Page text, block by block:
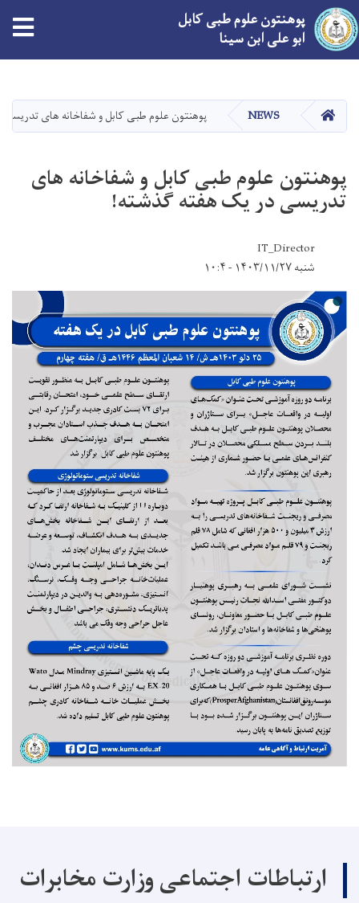
main
content
پوهنتون علوم طبی کابل
ابو علی ابن سینا
صفحه اصلیNEWS پوهنتون علوم طبی کابل و شفاخانه های
پوهنتون علوم طبی کابل و شفاخانه های
تدریسی در یک هفته گذشته!
IT_Director
شنبه ۱۴۰۳/۱۱/۲۷ - ۱۰:۴
ارتباطات اجتماعی وزارت مخابرات